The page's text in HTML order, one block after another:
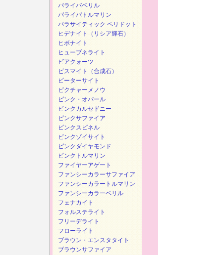
パライバベリル
パライパトルマリン
パラサイティック ペリドット
ヒデナイト（リシア輝石）
ヒボナイト
ヒューブネライト
ビアクォーツ
ビスマイト（合成石）
ピーターサイト
ピクチャーメノウ
ピンク・オパール
ピンクカルセドニー
ピンクサファイア
ピンクスピネル
ピンクゾイサイト
ピンクダイヤモンド
ピンクトルマリン
ファイヤーアゲート
ファンシーカラーサファイア
ファンシーカラートルマリン
ファンシーカラーベリル
フェナカイト
フォルステライト
フリーデライト
フローライト
ブラウン・エンスタタイト
ブラウンサファイア